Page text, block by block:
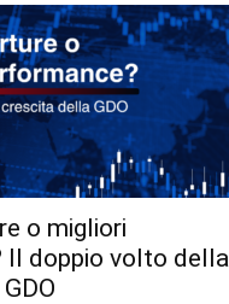
o migliori
Il doppio volto della